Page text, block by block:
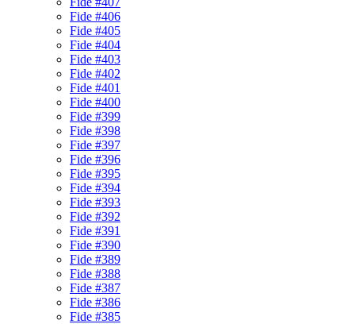
Fide #406
Fide #405
Fide #404
Fide #403
Fide #402
Fide #401
Fide #400
Fide #399
Fide #398
Fide #397
Fide #396
Fide #395
Fide #394
Fide #393
Fide #392
Fide #391
Fide #390
Fide #389
Fide #388
Fide #387
Fide #386
Fide #385